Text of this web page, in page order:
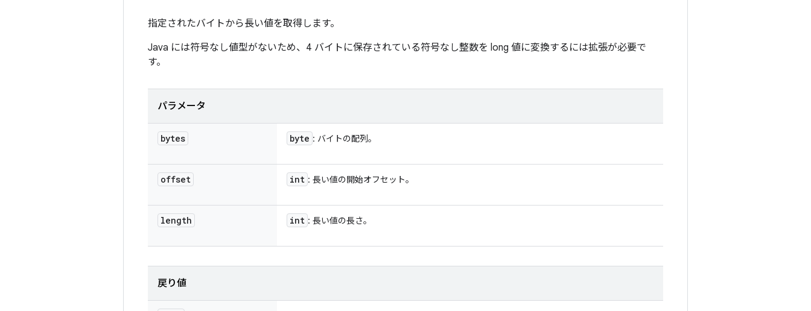
指定されたバイトから長い値を取得します。
Java には符号なし値型がないため、4 バイトに保存されている符号なし整数を long 値に変換するには拡張が必要で
す。
パラメータ
bytes byte : バイトの配列。
offset int : 長い値の開始オフセット。
length int : 長い値の長さ。
戻り値